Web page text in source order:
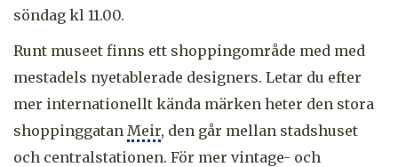
söndag kl 11.00.
Runt museet finns ett shoppingområde med med
mestadels nyetablerade designers. Letar du efter
mer internationellt kända märken heter den stora
shoppinggatan Meir, den går mellan stadshuset
och centralstationen. För mer vintage- och